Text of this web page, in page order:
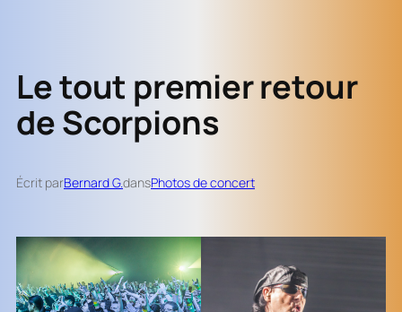
Le tout premier retour
de Scorpions
Écrit parBernard G.dansPhotos de concert